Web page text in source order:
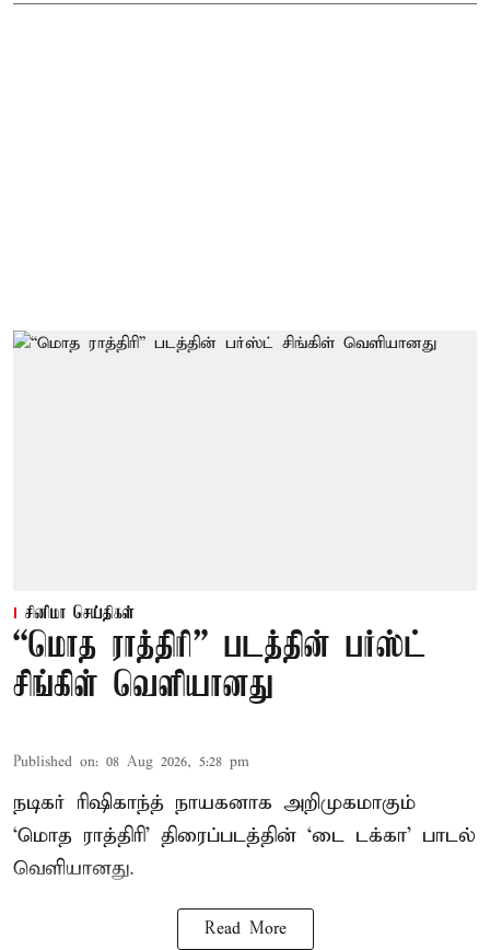
சினிமா செய்திகள்
“மொத ராத்திரி” படத்தின் பர்ஸ்ட்
சிங்கிள் வெளியானது
Published on: 08 Aug 2026, 5:28 pm
நடிகர் ரிஷிகாந்த் நாயகனாக அறிமுகமாகும்
‘மொத ராத்திரி’ திரைப்படத்தின் ‘டை டக்கா’ பாடல்
வெளியானது.
Read More